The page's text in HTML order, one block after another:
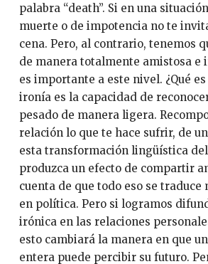
palabra “death”. Si en una
muerte o de impotencia no te
cena. Pero, al contrario, tenemos
de manera totalmente amistosa e
es importante a este nivel. ¿Qué
ironía es la capacidad de
pesado de manera ligera.
relación lo que te hace sufrir, de
esta transformación lingüística
produzca un efecto de compartir
cuenta de que todo eso se
en política. Pero si logramos
irónica en las relaciones
esto cambiará la manera en que
entera puede percibir su futuro.